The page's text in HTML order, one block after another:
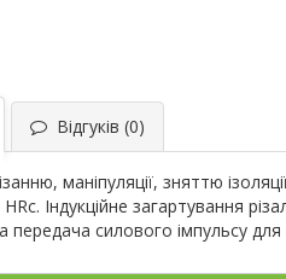
Відгуків (0)
маніпуляції, зняттю
Індукційне загартування
передача силового імпульсу